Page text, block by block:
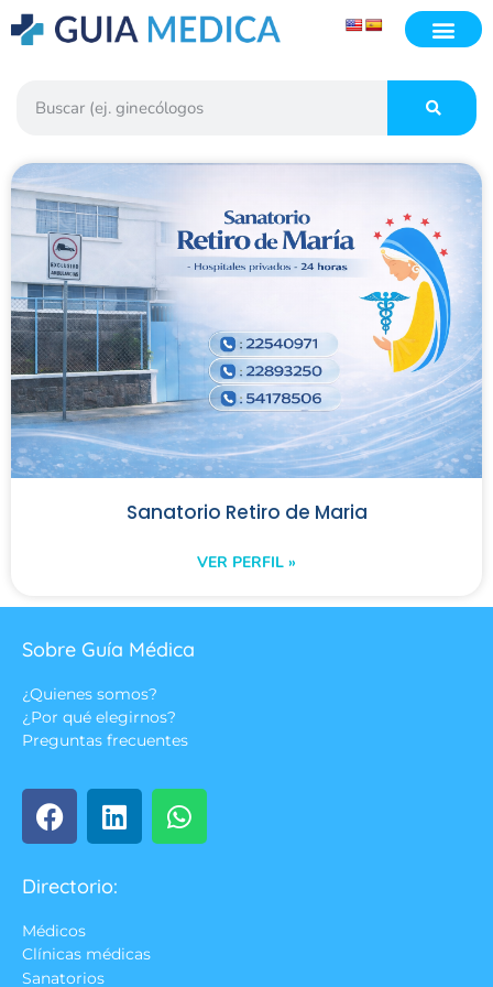
Sanatorio Retiro de Maria
VER PERFIL »
Sobre Guía Médica
¿Quienes somos?
¿Por qué elegirnos?
Preguntas frecuentes
Directorio:
Médicos
Clínicas médicas
Sanatorios